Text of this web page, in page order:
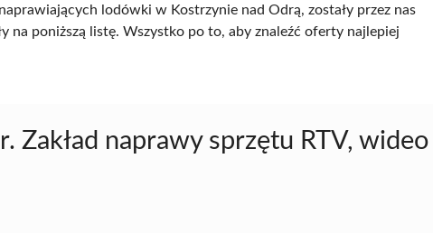
lodówki w Kostrzynie nad Odrą, zostały przez nas
na poniższą listę. Wszystko po to, aby znaleźć oferty najlepiej
Zakład naprawy sprzętu RTV, wideo